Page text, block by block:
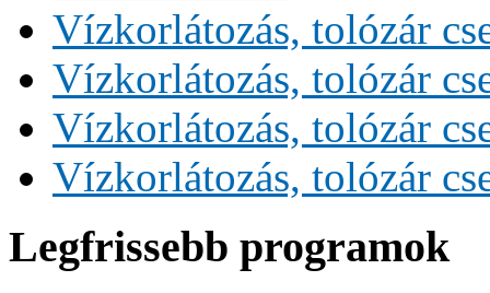
Vízkorlátozás, tolózár
Vízkorlátozás, tolózár
Vízkorlátozás, tolózár
Vízkorlátozás, tolózár
Legfrissebb programok